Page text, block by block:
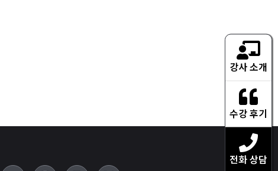
강사 소개
수강 후기
전화 상담